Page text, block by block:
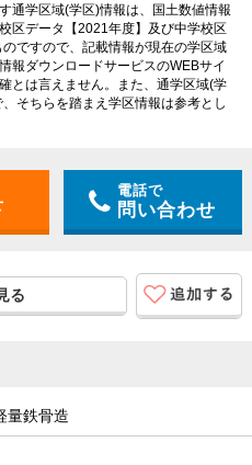
通学区域(学区)情報は、国土数値情報
区データ【2021年度】及び中学校区
ですので、記載情報が現在の学区域
報ダウンロードサービスのWEBサイ
とは言えません。また、通学区域(学
そちらを踏まえ学区情報は参考とし
電話で
問い合わせ
る
量鉄骨造